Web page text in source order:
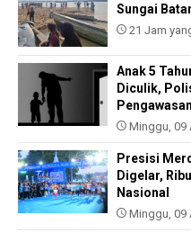
Sungai
21 Jam
Anak 5
Diculik,
Pengawasan
Minggu, 09
Presisi
Digelar,
Nasional
Minggu, 09